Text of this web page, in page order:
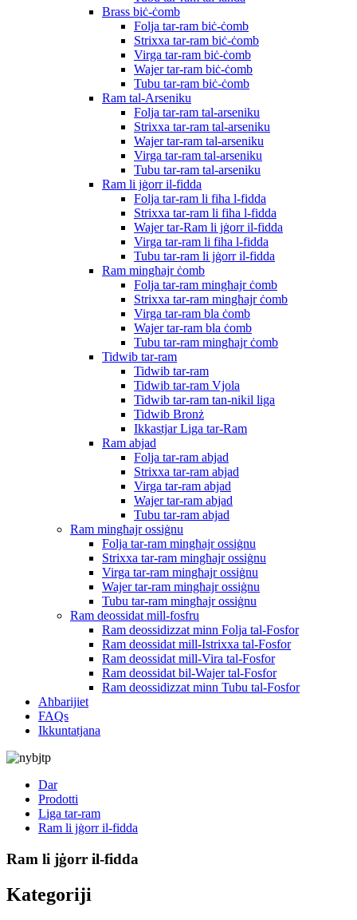
Brass biċ-ċomb
Folja tar-ram biċ-ċomb
Strixxa tar-ram biċ-ċomb
Virga tar-ram biċ-ċomb
Wajer tar-ram biċ-ċomb
Tubu tar-ram biċ-ċomb
Ram tal-Arseniku
Folja tar-ram tal-arseniku
Strixxa tar-ram tal-arseniku
Wajer tar-ram tal-arseniku
Virga tar-ram tal-arseniku
Tubu tar-ram tal-arseniku
Ram li jġorr il-fidda
Folja tar-ram li fiha l-fidda
Strixxa tar-ram li fiha l-fidda
Wajer tar-Ram li jġorr il-fidda
Virga tar-ram li fiha l-fidda
Tubu tar-ram li jġorr il-fidda
Ram mingħajr ċomb
Folja tar-ram mingħajr ċomb
Strixxa tar-ram mingħajr ċomb
Virga tar-ram bla ċomb
Wajer tar-ram bla ċomb
Tubu tar-ram mingħajr ċomb
Tidwib tar-ram
Tidwib tar-ram
Tidwib tar-ram Vjola
Tidwib tar-ram tan-nikil liga
Tidwib Bronż
Ikkastjar Liga tar-Ram
Ram abjad
Folja tar-ram abjad
Strixxa tar-ram abjad
Virga tar-ram abjad
Wajer tar-ram abjad
Tubu tar-ram abjad
Ram mingħajr ossiġnu
Folja tar-ram mingħajr ossiġnu
Strixxa tar-ram mingħajr ossiġnu
Virga tar-ram mingħajr ossiġnu
Wajer tar-ram mingħajr ossiġnu
Tubu tar-ram mingħajr ossiġnu
Ram deossidat mill-fosfru
Ram deossidizzat minn Folja tal-Fosfor
Ram deossidat mill-Istrixxa tal-Fosfor
Ram deossidat mill-Vira tal-Fosfor
Ram deossidat bil-Wajer tal-Fosfor
Ram deossidizzat minn Tubu tal-Fosfor
Aħbarijiet
FAQs
Ikkuntatjana
Dar
Prodotti
Liga tar-ram
Ram li jġorr il-fidda
Ram li jġorr il-fidda
Kategoriji